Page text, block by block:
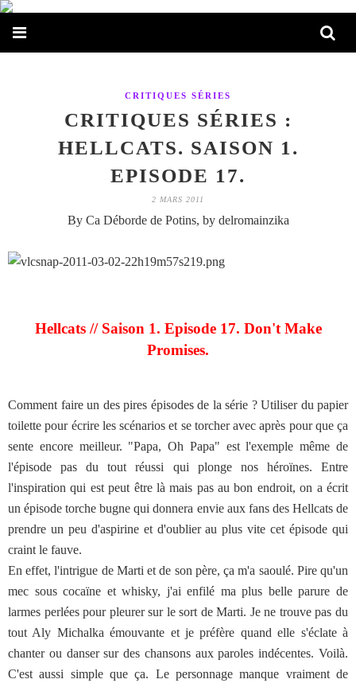
CRITIQUES SÉRIES
CRITIQUES SÉRIES :
HELLCATS. SAISON 1.
EPISODE 17.
2 MARS 2011
By Ca Déborde de Potins, by delromainzika
Hellcats // Saison 1. Episode 17. Don't Make
Promises.
Comment faire un des pires épisodes de la série ? Utiliser du papier
toilette pour écrire les scénarios et se torcher avec après pour que ça
sente encore meilleur. "Papa, Oh Papa" est l'exemple même de
l'épisode pas du tout réussi qui plonge nos héroïnes. Entre
l'inspiration qui est peut être là mais pas au bon endroit, on a écrit
un épisode torche bugne qui donnera envie aux fans des Hellcats de
prendre un peu d'aspirine et d'oublier au plus vite cet épisode qui
craint le fauve.
En effet, l'intrigue de Marti et de son père, ça m'a saoulé. Pire qu'un
mec sous cocaïne et whisky, j'ai enfilé ma plus belle parure de
larmes perlées pour pleurer sur le sort de Marti. Je ne trouve pas du
tout Aly Michalka émouvante et je préfère quand elle s'éclate à
chanter ou danser sur des chansons aux paroles indécentes. Voilà.
C'est aussi simple que ça. Le personnage manque vraiment de